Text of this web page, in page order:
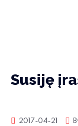
Susiję
Produktų
2017-04-21